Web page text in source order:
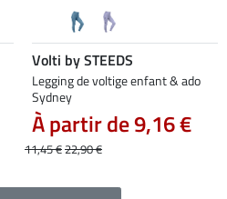
Volti by STEEDS
Legging de voltige enfant & ado
Sydney
À partir de 9,16 €
11,45 €22,90 €